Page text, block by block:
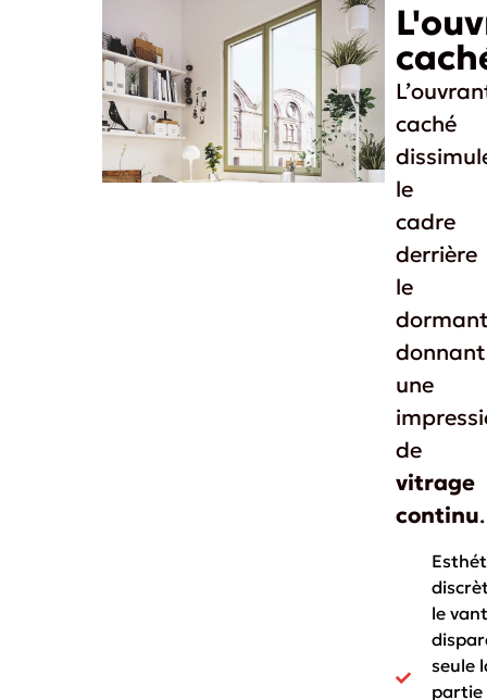
caché
le
cadre
derrière
le
donnant
une
de
vitrage
continu.
le
seule
partie